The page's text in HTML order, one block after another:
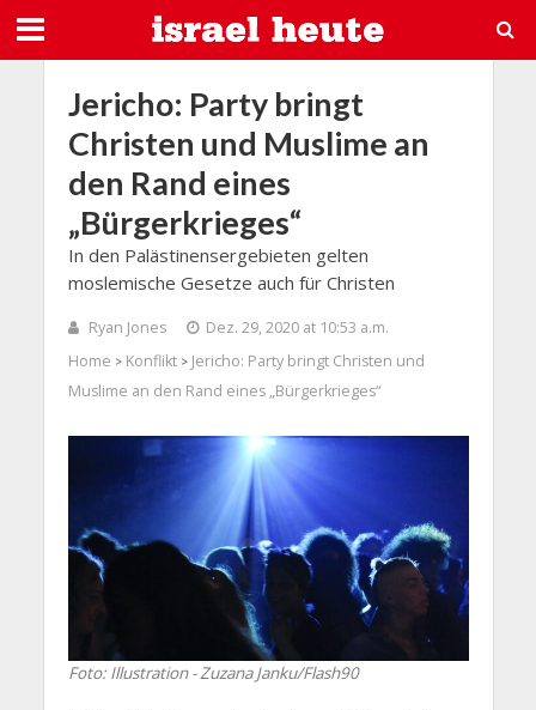
Jericho: Party bringt
Christen und Muslime an
den Rand eines
„Bürgerkrieges“
In den Palästinensergebieten gelten
moslemische Gesetze auch für Christen
Ryan Jones
Dez. 29, 2020 at 10:53 a.m.
Home > Konflikt> Jericho: Party bringt Christen und
Muslime an den Rand eines „Bürgerkrieges“
Foto: Illustration - Zuzana Janku/Flash90